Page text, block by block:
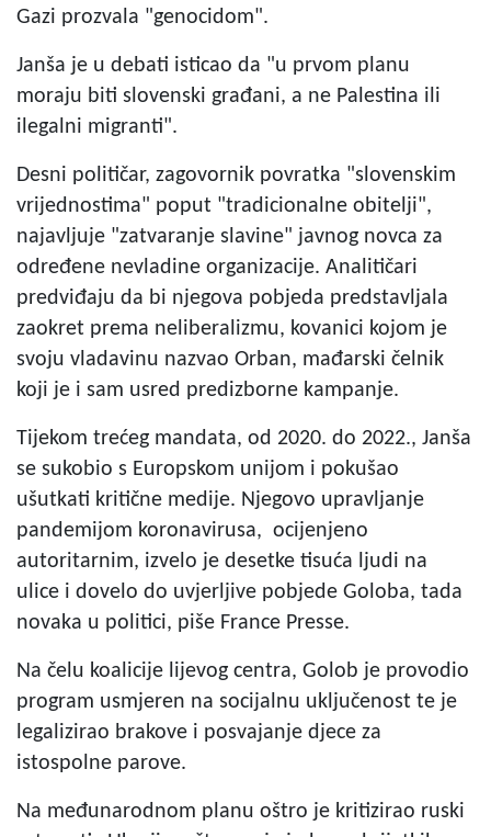
Gazi prozvala "genocidom".
Janša je u debati isticao da "u prvom planu
moraju biti slovenski građani, a ne Palestina ili
ilegalni migranti".
Desni političar, zagovornik povratka "slovenskim
vrijednostima" poput "tradicionalne obitelji",
najavljuje "zatvaranje slavine" javnog novca za
određene nevladine organizacije. Analitičari
predviđaju da bi njegova pobjeda predstavljala
zaokret prema neliberalizmu, kovanici kojom je
svoju vladavinu nazvao Orban, mađarski čelnik
koji je i sam usred predizborne kampanje.
Tijekom trećeg mandata, od 2020. do 2022., Janša
se sukobio s Europskom unijom i pokušao
ušutkati kritične medije. Njegovo upravljanje
pandemijom koronavirusa, ocijenjeno
autoritarnim, izvelo je desetke tisuća ljudi na
ulice i dovelo do uvjerljive pobjede Goloba, tada
novaka u politici, piše France Presse.
Na čelu koalicije lijevog centra, Golob je provodio
program usmjeren na socijalnu uključenost te je
legalizirao brakove i posvajanje djece za
istospolne parove.
Na međunarodnom planu oštro je kritizirao ruski